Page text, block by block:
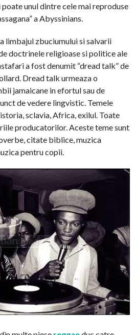
poate unul dintre cele mai reproduse
a Abyssinians.
limbajul zbuciumului si salvarii
doctrinele religioase si politice ale
a fost denumit “dread talk” de
Dread talk urmeaza o
jamaicane in efortul sau de
de vedere lingvistic. Temele
sclavia, Africa, exilul. Toate
producatorilor. Aceste teme sunt
citate biblice, muzica
pentru copii.